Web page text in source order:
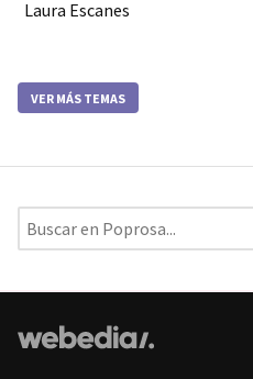
Laura Escanes
VER MÁS TEMAS